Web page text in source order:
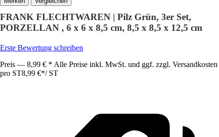
FRANK FLECHTWAREN | Pilz Grün, 3er Set,
PORZELLAN , 6 x 6 x 8,5 cm, 8,5 x 8,5 x 12,5 cm
Erste Bewertung schreiben
Preis — 8,99 € * Alle Preise inkl. MwSt. und ggf. zzgl. Versandkosten
pro ST8,99 €*/ ST